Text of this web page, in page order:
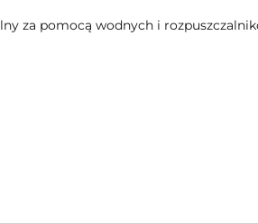
za pomocą wodnych i